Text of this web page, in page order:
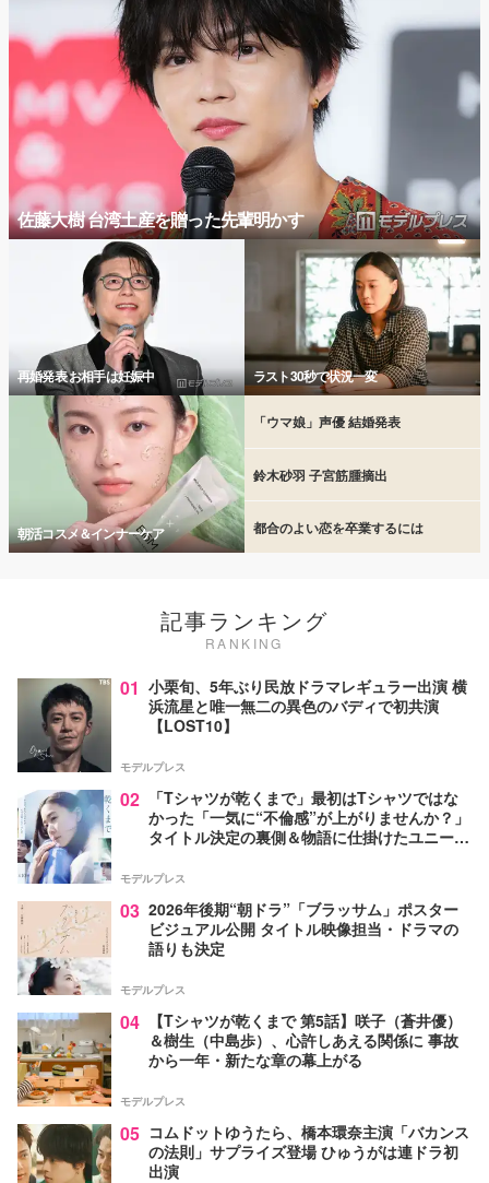
佐藤大樹 台湾土産を贈った先輩明かす
再婚発表 お相手は妊娠中 ラスト30秒で状況一変
朝活コスメ＆インナーケア
「ウマ娘」声優 結婚発表
鈴木砂羽 子宮筋腫摘出
都合のよい恋を卒業するには
記事ランキング
RANKING
01 小栗旬、5年ぶり民放ドラマレギュラー出演 横
浜流星と唯一無二の異色のバディで初共演
【LOST10】
モデルプレス
02
「Tシャツが乾くまで」最初はTシャツではな
かった「一気に“不倫感”が上がりませんか？」
タイトル決定の裏側＆物語に仕掛けたユニーク
モデルプレス
03 2026年後期“朝ドラ”「ブラッサム」ポスター
ビジュアル公開 タイトル映像担当・ドラマの
語りも決定
モデルプレス
04
【Tシャツが乾くまで 第5話】咲子（蒼井優）
＆樹生（中島歩）、心許しあえる関係に 事故
から一年・新たな章の幕上がる
モデルプレス
05 コムドットゆうたら、橋本環奈主演「バカンス
の法則」サプライズ登場 ひゅうがは連ドラ初
出演